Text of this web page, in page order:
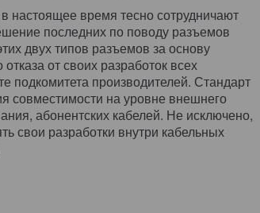
настоящее время тесно сотрудничают
последних по поводу разъемов
двух типов разъемов за основу
от своих разработок всех
подкомитета производителей. Стандарт
совместимости на уровне внешнего
абонентских кабелей. Не исключено,
свои разработки внутри кабельных